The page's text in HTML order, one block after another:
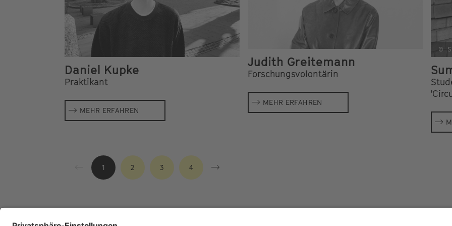
Daniel Kupke
Praktikant
MEHR ERFAHREN
Judith Greitemann
Forschungsvolontärin
MEHR ERFAHREN
©
1 2 3 4